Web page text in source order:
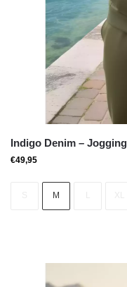
Indigo Denim –
€49,95
M